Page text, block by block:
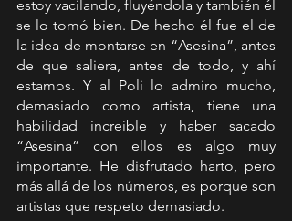
estoy vacilando, fluyéndola y también él
se lo tomó bien. De hecho él fue el de
la idea de montarse en “Asesina”, antes
de que saliera, antes de todo, y ahí
estamos. Y al Poli lo admiro mucho,
demasiado como artista, tiene una
habilidad increíble y haber sacado
“Asesina” con ellos es algo muy
importante. He disfrutado harto, pero
más allá de los números, es porque son
artistas que respeto demasiado.